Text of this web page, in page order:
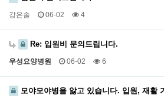
강은솔 06-02 4
Re: 입원비 문의드립니다.
우성요양병원 06-02 6
모야모야병을 앓고 있습니다. 입원, 재활